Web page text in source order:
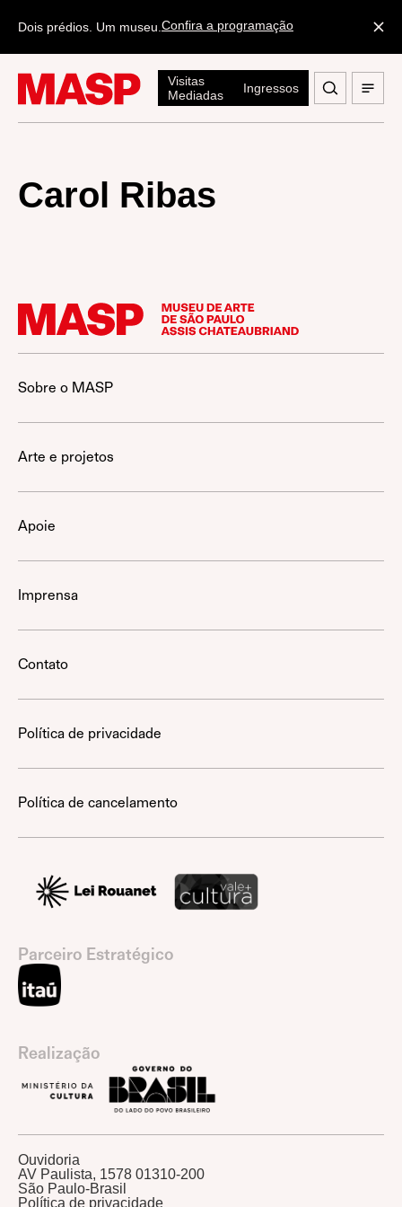
Dois prédios. Um museu. Confira a programação
Visitas
Mediadas
Ingressos
Carol Ribas
Sobre o MASP
Arte e projetos
Apoie
Imprensa
Contato
Política de privacidade
Política de cancelamento
Parceiro Estratégico
Realização
Ouvidoria
AV Paulista, 1578 01310-200
São Paulo-Brasil
Política de privacidade